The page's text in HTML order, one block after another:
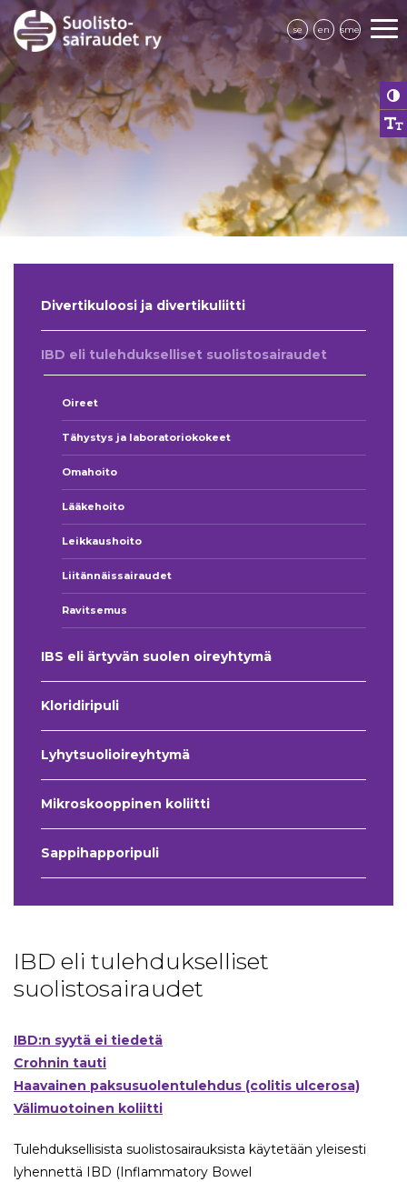
se en sme
Divertikuloosi ja divertikuliitti
IBD eli tulehdukselliset suolistosairaudet
Oireet
Tähystys ja laboratoriokokeet
Omahoito
Lääkehoito
Leikkaushoito
Liitännäissairaudet
Ravitsemus
IBS eli ärtyvän suolen oireyhtymä
Kloridiripuli
Lyhytsuolioireyhtymä
Mikroskooppinen koliitti
Sappihapporipuli
IBD eli tulehdukselliset
suolistosairaudet
IBD:n syytä ei tiedetä
Crohnin tauti
Haavainen paksusuolentulehdus (colitis ulcerosa)
Välimuotoinen koliitti
Tulehduksellisista suolistosairauksista käytetään yleisesti
lyhennettä IBD (Inflammatory Bowel